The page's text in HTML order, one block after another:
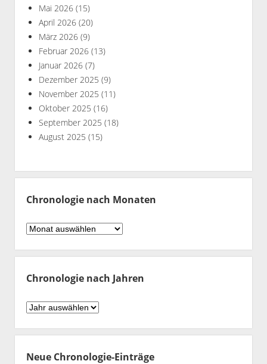
Mai 2026(15)
April 2026(20)
März 2026(9)
Februar 2026(13)
Januar 2026(7)
Dezember 2025 (9)
November 2025 (11)
Oktober 2025 (16)
September 2025 (18)
August 2025 (15)
Chronologie nach Monaten
Chronologie
Monaten
Chronologie nach Jahren
Chronologie
Jahren
Neue Chronologie-Einträge